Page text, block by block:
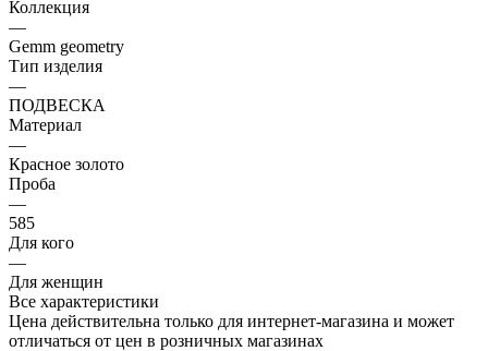
Коллекция
—
Gemm geometry
Тип изделия
—
ПОДВЕСКА
Материал
—
Красное золото
Проба
—
585
Для кого
—
Для женщин
Все характеристики
Цена действительна только для интернет-магазина и может
отличаться от цен в розничных магазинах